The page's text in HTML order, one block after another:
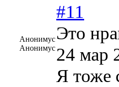
Анонимус
Анонимус
#11
Это
24 мар
Я тоже